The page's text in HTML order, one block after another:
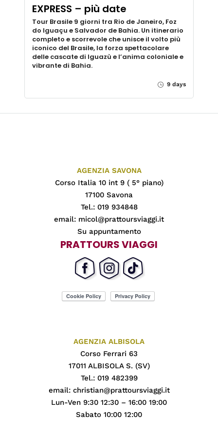
EXPRESS – più date
Tour Brasile 9 giorni tra Rio de Janeiro, Foz
do Iguaçu e Salvador de Bahia. Un itinerario
completo e scorrevole che unisce il volto più
iconico del Brasile, la forza spettacolare
delle cascate di Iguazù e l’anima coloniale e
vibrante di Bahia.
9 days
AGENZIA SAVONA
Corso Italia 10 int 9 ( 5° piano)
17100 Savona
Tel.: 019 934848
email: micol@prattoursviaggi.it
Su appuntamento
PRATTOURS VIAGGI
AGENZIA ALBISOLA
Corso Ferrari 63
17011 ALBISOLA S. (SV)
Tel.: 019 482399
email: christian@prattoursviaggi.it
Lun-Ven 9:30 12:30 – 16:00 19:00
Sabato 10:00 12:00